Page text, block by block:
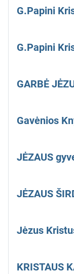
G.Papini
G.Papini
GARBĖ
Gavėnios
JĖZAUS
JĖZAUS
Jėzus
KRISTAUS